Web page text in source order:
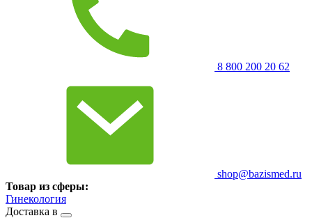
8 800 200 20 62
shop@bazismed.ru
Товар из сферы:
Гинекология
Доставка в